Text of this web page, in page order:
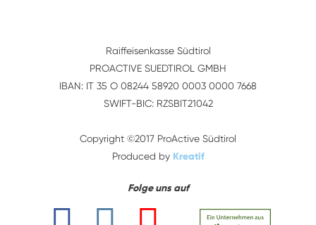
Raiffeisenkasse Südtirol
PROACTIVE SUEDTIROL GMBH
IBAN: IT 35 O 08244 58920 0003 0000 7668
SWIFT-BIC: RZSBIT21042
Copyright ©2017 ProActive Südtirol
Produced by Kreatif
Folge uns auf